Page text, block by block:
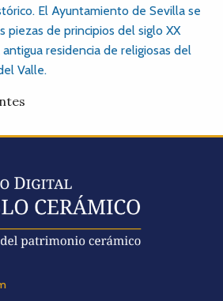
El Ayuntamiento de Sevilla se
piezas de principios del siglo XX
residencia de religiosas del
Valle.